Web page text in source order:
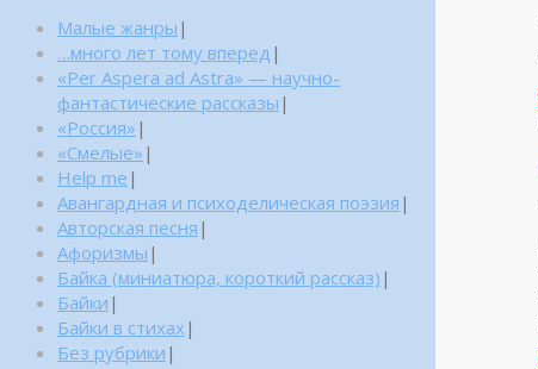
Малые жанры |
…много лет тому вперед |
«Per Aspera ad Astra» — научно-
фантастические рассказы |
«Россия» |
«Смелые» |
Help me |
Авангардная и психоделическая поэзия |
Авторская песня |
Афоризмы |
Байка (миниатюра, короткий рассказ) |
Байки |
Байки в стихах |
Без рубрики |